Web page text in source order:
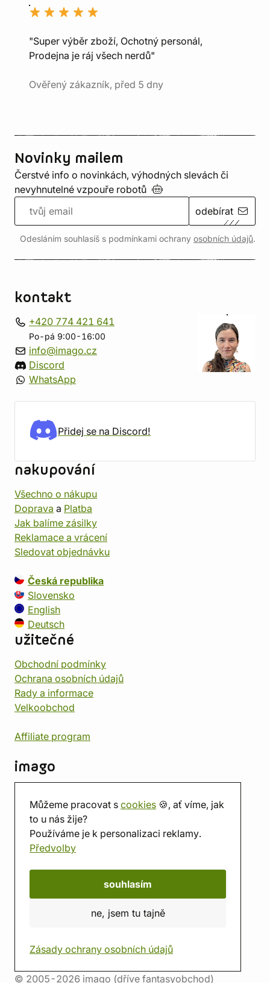
Můžeme pracovat s cookies 🍪, ať víme, jak
to u nás žije?
Používáme je k personalizaci reklamy.
Předvolby
souhlasím
ne, jsem tu tajně
Zásady ochrany osobních údajů
"Super výběr zboží, Ochotný personál,
Prodejna je ráj všech nerdů"
Ověřený zákazník, před 5 dny
Novinky mailem
Čerstvé info o novinkách, výhodných slevách či
nevyhnutelné vzpouře robotů
odebírat
Odesláním souhlasíš s podmínkami ochrany osobních údajů.
kontakt
+420 774 421 641
Po-pá 9:00-16:00
info@imago.cz
Discord
WhatsApp
Přidej se na Discord!
nakupování
Všechno o nákupu
Doprava a Platba
Jak balíme zásilky
Reklamace a vrácení
Sledovat objednávku
Česká republika
Slovensko
English
Deutsch
užitečné
Obchodní podmínky
Ochrana osobních údajů
Rady a informace
Velkoobchod
Affiliate program
imago
Prodejna
Herna
O nás
Hodnocení obchodu
© 2005-2026 imago (dříve fantasyobchod)